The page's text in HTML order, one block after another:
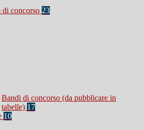
di concorso 23
Bandi di concorso (da pubblicare in
tabelle) 17
10